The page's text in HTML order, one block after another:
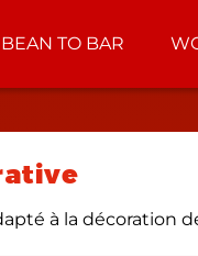
BEAN TO BAR
à la décoration